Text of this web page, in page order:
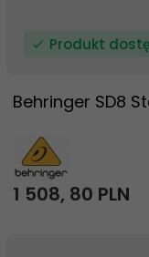
Produkt
Behringer SD8
1 508, 80 PLN